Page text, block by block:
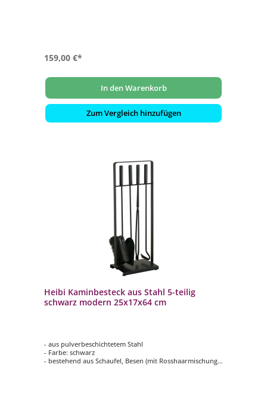
159,00 €*
In den Warenkorb
Zum Vergleich hinzufügen
Heibi Kaminbesteck aus Stahl 5-teilig
schwarz modern 25x17x64 cm
- aus pulverbeschichtetem Stahl
- Farbe: schwarz
- bestehend aus Schaufel, Besen (mit Rosshaarmischung),